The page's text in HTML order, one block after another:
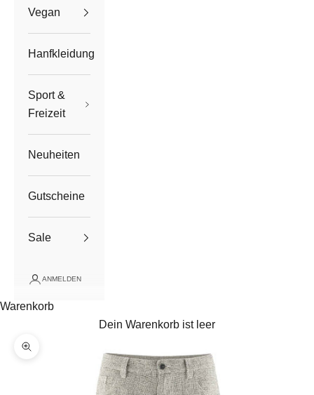
Vegan
Hanfkleidung
Sport &
Freizeit
Neuheiten
Gutscheine
Sale
ANMELDEN
Warenkorb
Dein Warenkorb ist leer
Bild vergrößern